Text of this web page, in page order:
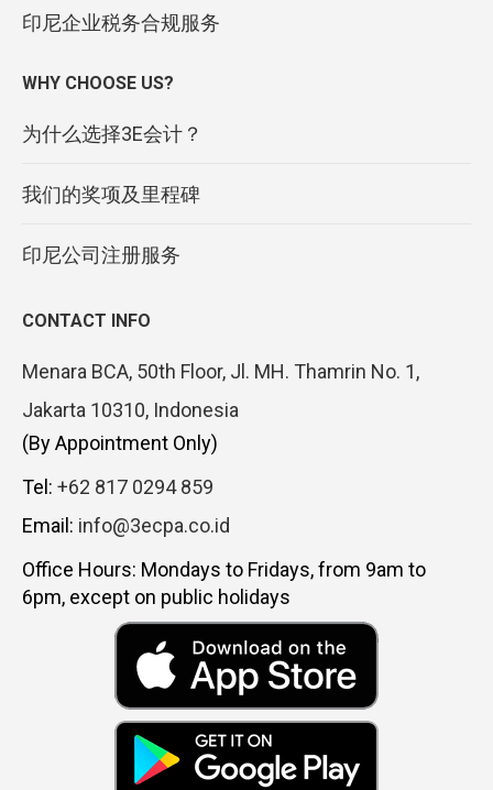
印尼企业税务合规服务
WHY CHOOSE US?
为什么选择3E会计？
我们的奖项及里程碑
印尼公司注册服务
CONTACT INFO
Menara BCA, 50th Floor, Jl. MH. Thamrin No. 1,
Jakarta 10310, Indonesia
(By Appointment Only)
Tel: +62 817 0294 859
Email: info@3ecpa.co.id
Office Hours: Mondays to Fridays, from 9am to
6pm, except on public holidays